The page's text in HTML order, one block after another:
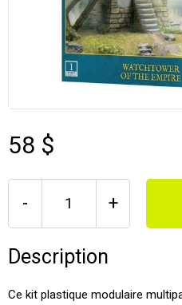
58 $
- +
Description
Ce kit plastique modulaire